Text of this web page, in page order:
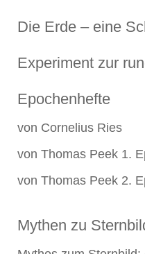
Die Erde – eine
Experiment zur
Epochenhefte
von Cornelius Ries
von Thomas Peek 1.
von Thomas Peek 2.
Mythen zu